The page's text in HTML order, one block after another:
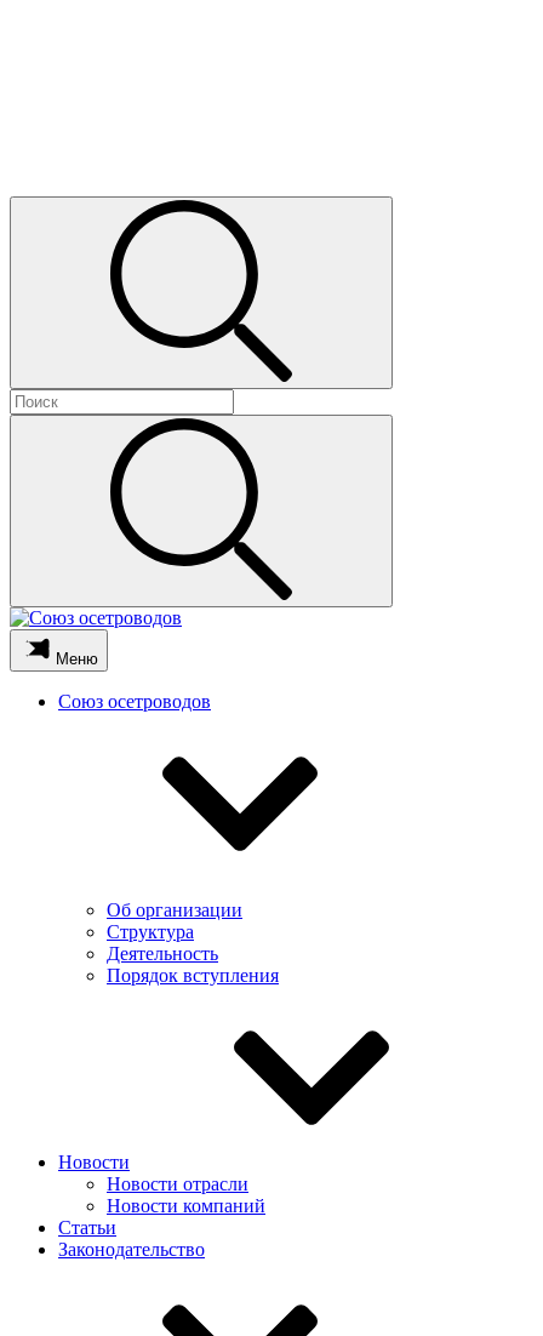
Меню
Союз осетроводов
Об организации
Структура
Деятельность
Порядок вступления
Новости
Новости отрасли
Новости компаний
Статьи
Законодательство